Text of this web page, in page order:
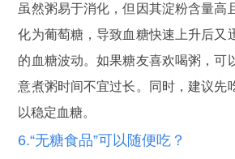
虽然粥易于消化，但因其淀粉含量高
化为葡萄糖，导致血糖快速上升后又
的血糖波动。如果糖友喜欢喝粥，可
意煮粥时间不宜过长。同时，建议先
以稳定血糖。
6.“无糖食品”可以随便吃？